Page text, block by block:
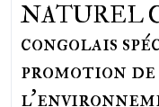
NATUREL
congolais
promotion